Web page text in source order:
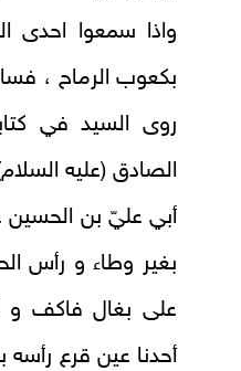
واذا سمعوا احدى
بكعوب الرماح ،
روى السيد في
الصادق (عليه
أبي عليّ بن الحسين
بغير وطاء و رأس
على بغال فاكف‏ و
أحدنا عين قرع